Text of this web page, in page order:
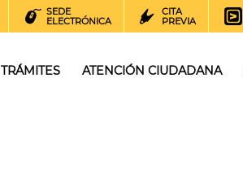
SEDE
ELECTRÓNICA
CITA
PREVIA
TRÁMITES ATENCIÓN CIUDADANA